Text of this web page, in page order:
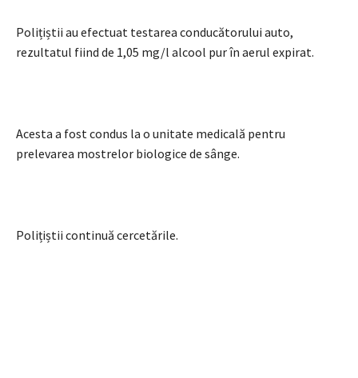
Polițiștii au efectuat testarea conducătorului auto,
rezultatul fiind de 1,05 mg/l alcool pur în aerul expirat.
Acesta a fost condus la o unitate medicală pentru
prelevarea mostrelor biologice de sânge.
Polițiștii continuă cercetările.